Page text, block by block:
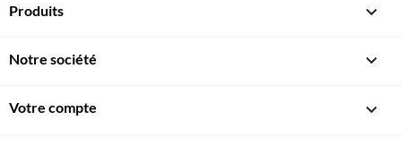
Produits 
Notre société 
Votre compte 